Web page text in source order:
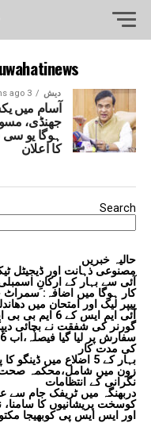
دیش 3 months ago
آسام میں
ہوگا یو
کا اعلان
Search
حالیہ خبریں
مصنوعی ذہانت اور ڈیجیٹل
آئی سے بہار کے ارکانِ
کار ہوگا میں اضافہ:
پیپر لیک اور امتحان میں
آئی ایم ایس کے 6 ایم بی بی ایس طلبہ معطل
گورنر کی شفقت نے بچائی
کی مدت کار
زون میں شامل،محکمہ
نگرانی کے انتظامات
دربھنگہ میں ٹریفک جام سے
کوسخت پریشانیوں کا
اور ایس ایس پی کوبھیجا